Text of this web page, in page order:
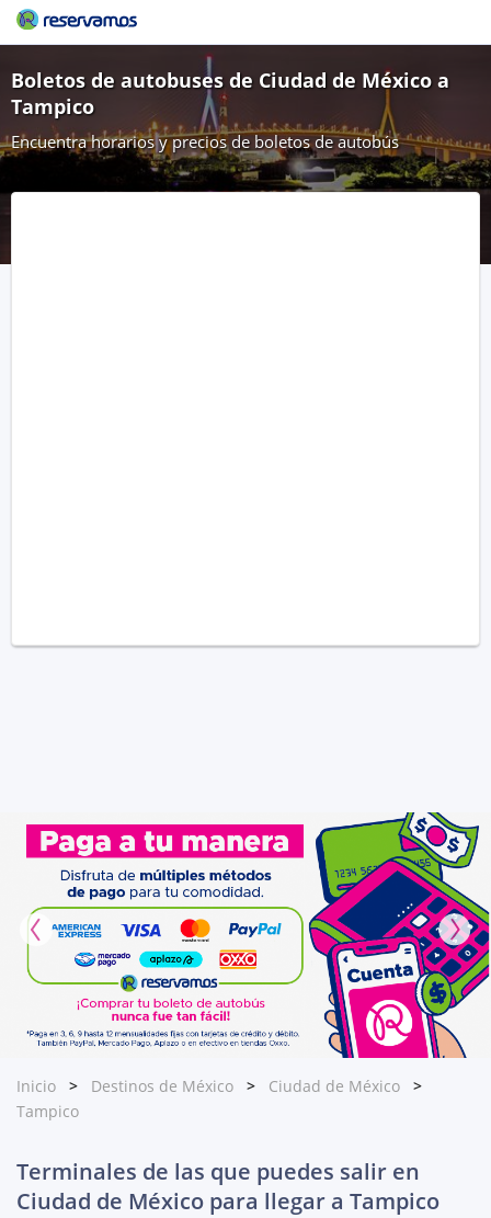
Boletos de autobuses de Ciudad de México a
Tampico
Encuentra horarios y precios de boletos de autobús
Inicio Destinos de México
Ciudad de México
Tampico
Terminales de las que puedes salir en
Ciudad de México para llegar a Tampico